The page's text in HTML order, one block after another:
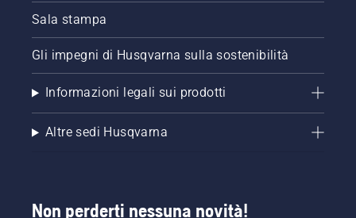
Sala stampa
Gli impegni di Husqvarna sulla sostenibilità
Informazioni legali sui prodotti
Altre sedi Husqvarna
Non perderti nessuna novità!